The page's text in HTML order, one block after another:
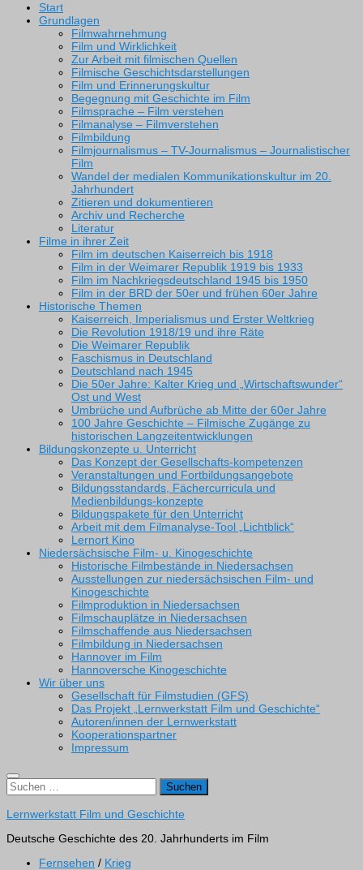
Start
Grundlagen
Filmwahrnehmung
Film und Wirklichkeit
Zur Arbeit mit filmischen Quellen
Filmische Geschichtsdarstellungen
Film und Erinnerungskultur
Begegnung mit Geschichte im Film
Filmsprache – Film verstehen
Filmanalyse – Filmverstehen
Filmbildung
Filmjournalismus – TV-Journalismus – Journalistischer
Film
Wandel der medialen Kommunikationskultur im 20.
Jahrhundert
Zitieren und dokumentieren
Archiv und Recherche
Literatur
Filme in ihrer Zeit
Film im deutschen Kaiserreich bis 1918
Film in der Weimarer Republik 1919 bis 1933
Film im Nachkriegsdeutschland 1945 bis 1950
Film in der BRD der 50er und frühen 60er Jahre
Historische Themen
Kaiserreich, Imperialismus und Erster Weltkrieg
Die Revolution 1918/19 und ihre Räte
Die Weimarer Republik
Faschismus in Deutschland
Deutschland nach 1945
Die 50er Jahre: Kalter Krieg und „Wirtschaftswunder“
Ost und West
Umbrüche und Aufbrüche ab Mitte der 60er Jahre
100 Jahre Geschichte – Filmische Zugänge zu
historischen Langzeitentwicklungen
Bildungskonzepte u. Unterricht
Das Konzept der Gesellschafts-kompetenzen
Veranstaltungen und Fortbildungsangebote
Bildungsstandards, Fächercurricula und
Medienbildungs-konzepte
Bildungspakete für den Unterricht
Arbeit mit dem Filmanalyse-Tool „Lichtblick“
Lernort Kino
Niedersächsische Film- u. Kinogeschichte
Historische Filmbestände in Niedersachsen
Ausstellungen zur niedersächsischen Film- und
Kinogeschichte
Filmproduktion in Niedersachsen
Filmschauplätze in Niedersachsen
Filmschaffende aus Niedersachsen
Filmbildung in Niedersachsen
Hannover im Film
Hannoversche Kinogeschichte
Wir über uns
Gesellschaft für Filmstudien (GFS)
Das Projekt „Lernwerkstatt Film und Geschichte“
Autoren/innen der Lernwerkstatt
Kooperationspartner
Impressum
Suchen
nach:
Lernwerkstatt Film und Geschichte
Deutsche Geschichte des 20. Jahrhunderts im Film
Fernsehen / Krieg